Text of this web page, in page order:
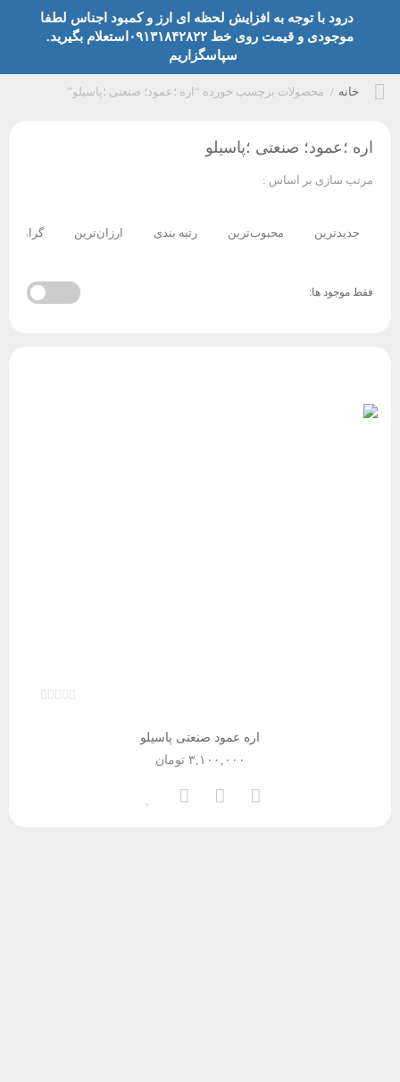
خانه / محصولات برچسب خورده “اره ؛عمود؛ صنعتی ؛پاسیلو”
اره ؛عمود؛ صنعتی ؛پاسیلو
مرتب سازی بر اساس :
جدیدترین محبوب‌ترین رتبه بندی ارزان‌ترین
فقط موجود ها:
اره عمود صنعتی پاسیلو
تومان۳,۱۰۰,۰۰۰
درود با توجه به افزایش لحظه ای ارز و کمبود اجناس لطفا
موجودی و قیمت روی خط ۰۹۱۳۱۸۴۲۸۲۲استعلام بگیرید.
سپاسگزاریم